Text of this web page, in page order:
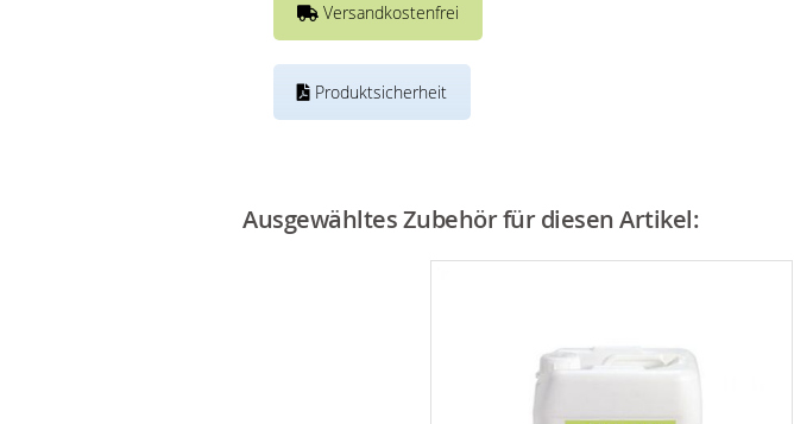
Versandkostenfrei
Produktsicherheit
Ausgewähltes Zubehör für diesen Artikel: